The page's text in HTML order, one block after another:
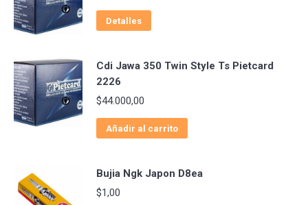
Detalles
Cdi Jawa 350 Twin Style Ts Pietcard
2226
$44.000,00
Añadir al carrito
Bujia Ngk Japon D8ea
$1,00